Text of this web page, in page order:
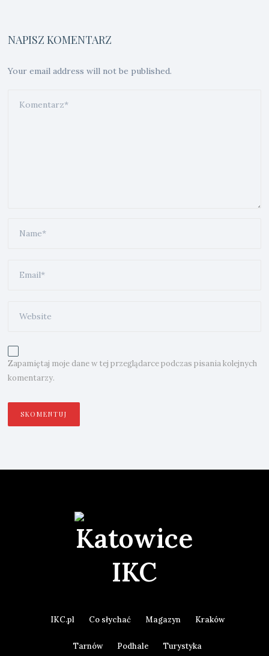
NAPISZ KOMENTARZ
Your email address will not be published.
Zapamiętaj moje dane w tej przeglądarce podczas pisania kolejnych
komentarzy.
IKC.pl Co słychać Magazyn Kraków
Tarnów Podhale Turystyka